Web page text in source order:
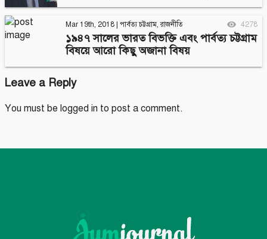
Mar 19th, 2018 পার্বত্য চট্টগ্রাম,রাজনীতি 4278
১৯৪৭ সালের ভারত বিভক্তি এবং পার্বত্য চট্টগ্রাম
বিষয়ে আরো কিছু অজানা বিষয়
Leave a Reply
You must be logged in to post a comment.